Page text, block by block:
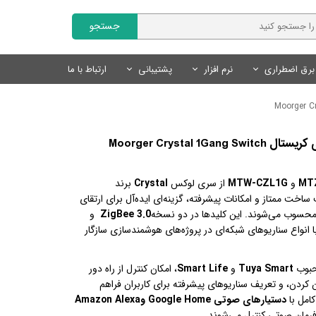
جستجو
سنسور های روشنایی
سیستم های ایمنی و امنیتی
SmartLand | اسمارت لند
سنسور های هوشمند Tuya
سنسور های روشنایی
منبع تغذیه
لوازم نورپردازی
برق اضطراری نرم افزار پشتیبانی ارتباط با ما
و MTW-CZL1G از سری لوکس Crystal برند
ممتاز و امکانات پیشرفته، گزینه‌ای ایده‌آل برای ارتقای
می‌شوند. این کلیدها در دو نسخهZigBee 3.0 و
انواع سناریوهای شبکه‌ای در پروژه‌های هوشمندسازی سازگار
Tuya Smart و Smart Life، امکان کنترل از راه دور
و تعریف سناریوهای پیشرفته برای کاربران فراهم
بادستیارهای صوتی Google Home وAmazon Alexa